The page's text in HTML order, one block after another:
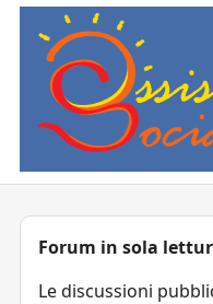
Forum in sola
Le discussioni